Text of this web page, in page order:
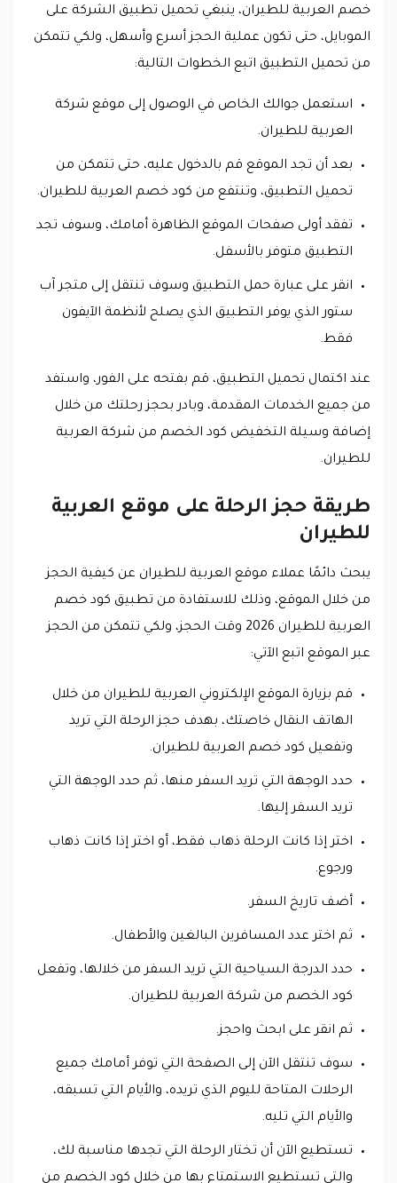
خصم العربية للطيران، ينبغي تحميل تطبيق الشركة على
الموبايل، حتى تكون عملية الحجز أسرع وأسهل، ولكي تتمكن
من تحميل التطبيق اتبع الخطوات التالية:
استعمل جوالك الخاص في الوصول إلى موقع شركة
العربية للطيران.
بعد أن تجد الموقع قم بالدخول عليه، حتى تتمكن من
تحميل التطبيق، وتنتفع من كود خصم العربية للطيران.
تفقد أولى صفحات الموقع الظاهرة أمامك، وسوف تجد
التطبيق متوفر بالأسفل.
انقر على عبارة حمل التطبيق وسوف تنتقل إلى متجر آب
ستور الذي يوفر التطبيق الذي يصلح لأنظمة الآيفون
فقط.
عند اكتمال تحميل التطبيق، قم بفتحه على الفور، واستفد
من جميع الخدمات المقدمة، وبادر بحجز رحلتك من خلال
إضافة وسيلة التخفيض كود الخصم من شركة العربية
للطيران.
طريقة حجز الرحلة على موقع العربية
للطيران
يبحث دائمًا عملاء موقع العربية للطيران عن كيفية الحجز
من خلال الموقع، وذلك للاستفادة من تطبيق كود خصم
العربية للطيران 2026 وقت الحجز، ولكي تتمكن من الحجز
عبر الموقع اتبع الآتي:
قم بزيارة الموقع الإلكتروني العربية للطيران من خلال
الهاتف النقال خاصتك، بهدف حجز الرحلة التي تريد
وتفعيل كود خصم العربية للطيران.
حدد الوجهة التي تريد السفر منها، ثم حدد الوجهة التي
تريد السفر إليها.
اختر إذا كانت الرحلة ذهاب فقط، أو اختر إذا كانت ذهاب
ورجوع.
أضف تاريخ السفر.
ثم اختر عدد المسافرين البالغين والأطفال.
حدد الدرجة السياحية التي تريد السفر من خلالها، وتفعل
كود الخصم من شركة العربية للطيران.
ثم انقر على ابحث واحجز.
سوف تنتقل الآن إلى الصفحة التي توفر أمامك جميع
الرحلات المتاحة لليوم الذي تريده، والأيام التي تسبقه،
والأيام التي تليه.
تستطيع الآن أن تختار الرحلة التي تجدها مناسبة لك،
والتي تستطيع الاستمتاع بها من خلال كود الخصم من